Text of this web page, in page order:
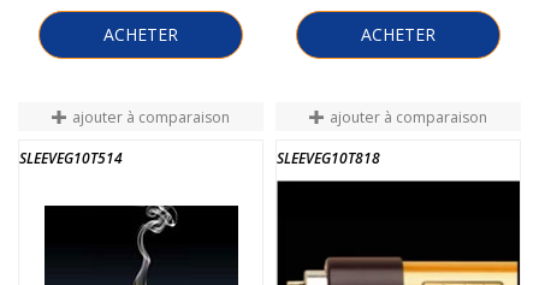
ACHETER ACHETER
ajouter à comparaison
SLEEVEG10T514
ajouter à comparaison
SLEEVEG10T818